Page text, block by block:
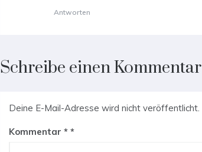
Antworten
Schreibe einen Kommentar
Deine E-Mail-Adresse wird nicht veröffentlicht.
Kommentar *